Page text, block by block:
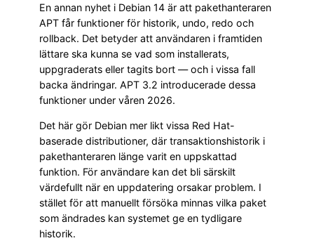
En annan nyhet i Debian 14 är att pakethanteraren
APT får funktioner för historik, undo, redo och
rollback. Det betyder att användaren i framtiden
lättare ska kunna se vad som installerats,
uppgraderats eller tagits bort — och i vissa fall
backa ändringar. APT 3.2 introducerade dessa
funktioner under våren 2026.
Det här gör Debian mer likt vissa Red Hat-
baserade distributioner, där transaktionshistorik i
pakethanteraren länge varit en uppskattad
funktion. För användare kan det bli särskilt
värdefullt när en uppdatering orsakar problem. I
stället för att manuellt försöka minnas vilka paket
som ändrades kan systemet ge en tydligare
historik.